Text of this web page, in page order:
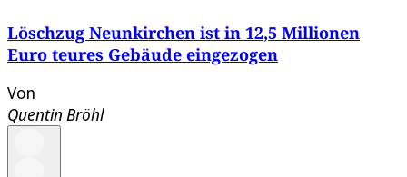
Löschzug Neunkirchen ist in 12,5 Millionen
Euro teures Gebäude eingezogen
Von
Quentin Bröhl